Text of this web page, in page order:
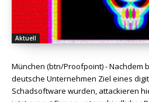
Aktuell
München (btn/Proofpoint) - Nachdem
deutsche Unternehmen Ziel eines
Schadsoftware wurden, attackieren